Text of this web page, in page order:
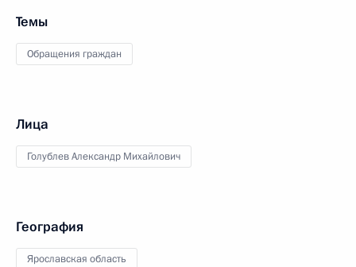
Темы
Обращения граждан
Лица
Голублев Александр Михайлович
География
Ярославская область